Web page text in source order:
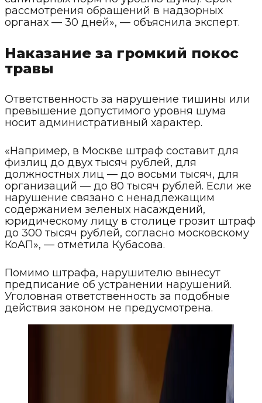
рассмотрения обращений в надзорных
органах — 30 дней», — объяснила эксперт.
Наказание за громкий покос
травы
Ответственность за нарушение тишины или
превышение допустимого уровня шума
носит административный характер.
«Например, в Москве штраф составит для
физлиц до двух тысяч рублей, для
должностных лиц — до восьми тысяч, для
организаций — до 80 тысяч рублей. Если же
нарушение связано с ненадлежащим
содержанием зеленых насаждений,
юридическому лицу в столице грозит штраф
до 300 тысяч рублей, согласно московскому
КоАП», — отметила Кубасова.
Помимо штрафа, нарушителю вынесут
предписание об устранении нарушений.
Уголовная ответственность за подобные
действия законом не предусмотрена.